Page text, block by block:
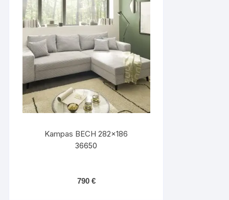
Kampas BECH 282×186
36650
790 €